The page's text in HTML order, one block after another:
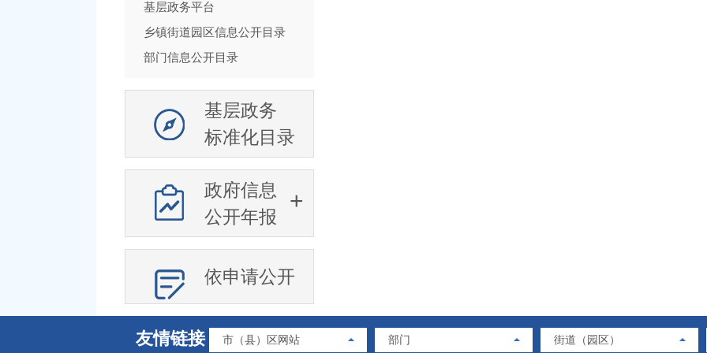
基层政务平台
乡镇街道园区信息公开目录
部门信息公开目录
基层政务
标准化目录
政府信息
公开年报
依申请公开
友情链接 市（县）区网站 部门 街道（园区）